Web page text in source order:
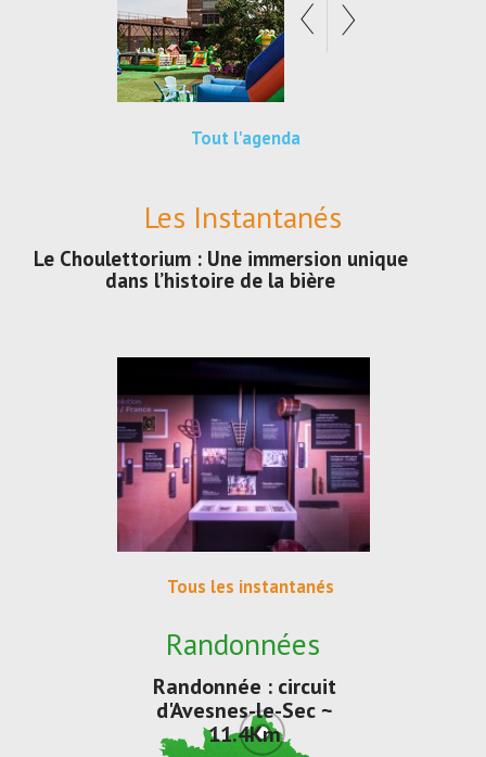
Tout l'agenda
Les Instantanés
Le Choulettorium : Une immersion unique
dans l’histoire de la bière
Tous les instantanés
Randonnées
Randonnée : circuit
d'Avesnes-le-Sec ~
11.4Km